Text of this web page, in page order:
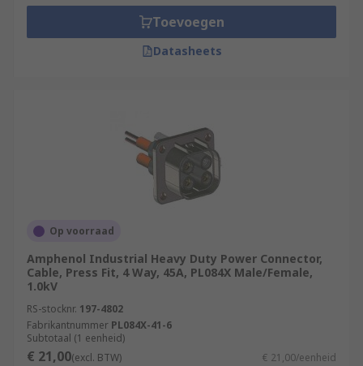
Toevoegen
Datasheets
Op voorraad
Amphenol Industrial Heavy Duty Power Connector,
Cable, Press Fit, 4 Way, 45A, PL084X Male/Female,
1.0kV
RS-stocknr. 197-4802
Fabrikantnummer PL084X-41-6
Subtotaal (1 eenheid)
€ 21,00(excl. BTW) € 21,00/eenheid